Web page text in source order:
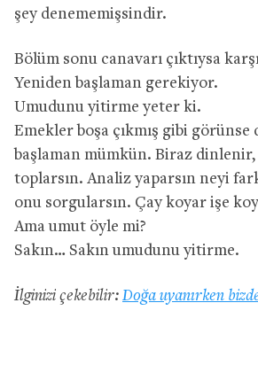
şey denememişsindir.
Bölüm sonu canavarı çıktıysa
Yeniden başlaman gerekiyor.
Umudunu yitirme yeter ki.
Emekler boşa çıkmış gibi görünse
başlaman mümkün. Biraz
toplarsın. Analiz yaparsın neyi
onu sorgularsın. Çay koyar işe
Ama umut öyle mi?
Sakın… Sakın umudunu yitirme.
İlginizi çekebilir: Doğa uyanırken